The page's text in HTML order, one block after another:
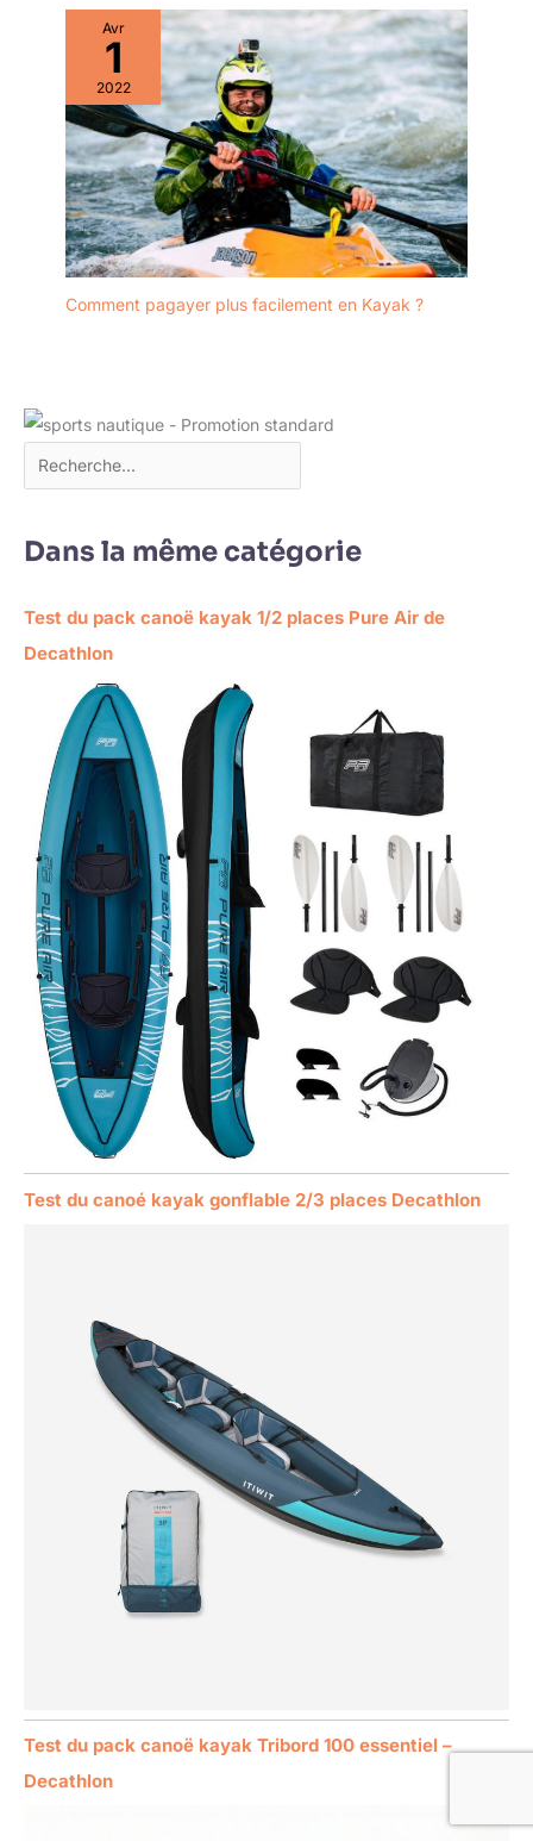
Avr
1
2022
Comment pagayer plus facilement en Kayak ?
Dans la même catégorie
Test du pack canoë kayak 1/2 places Pure Air de
Decathlon
Test du canoé kayak gonflable 2/3 places Decathlon
Test du pack canoë kayak Tribord 100 essentiel –
Decathlon